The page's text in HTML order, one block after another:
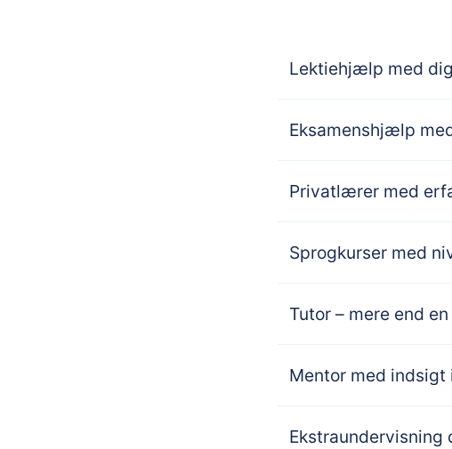
Lektiehjælp med
Eksamenshjælp
Privatlærer med
Sprogkurser med
Tutor – mere end
Mentor med indsigt